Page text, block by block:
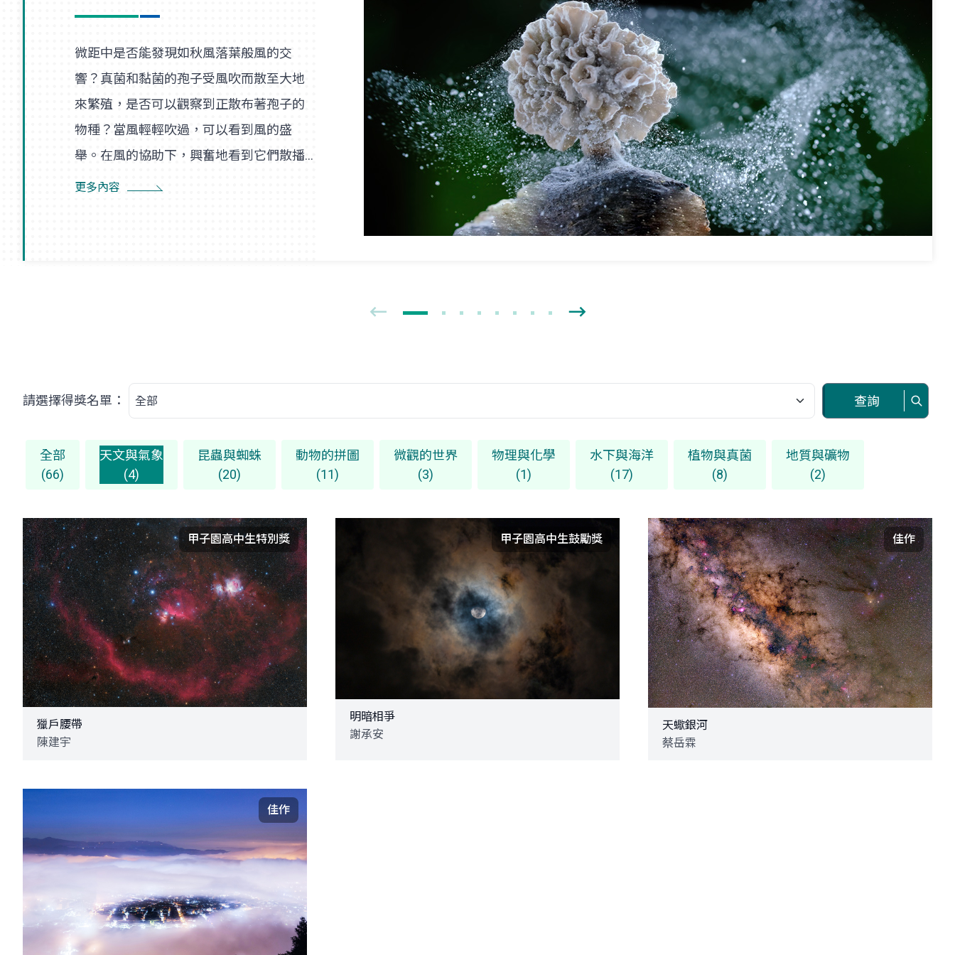
微距中是否能發現如秋風落葉般風的交
響？真菌和黏菌的孢子受風吹而散至大地
來繁殖，是否可以觀察到正散布著孢子的
物種？當風輕輕吹過，可以看到風的盛
舉。在風的協助下，興奮地看到它們散播
孢子的盛況，在精彩過程中也看到了風的
更多內容
請選擇得獎名單： 查詢
全部
(66)
天文與氣象
(4)
昆蟲與蜘蛛
(20)
動物的拼圖
(11)
微觀的世界
(3)
物理與化學
(1)
水下與海洋
(17)
植物與真菌
(8)
地質與礦物
(2)
甲子園高中生特別獎
獵戶腰帶
陳建宇
甲子園高中生鼓勵獎
明暗相爭
謝承安
佳作
天蠍銀河
蔡岳霖
佳作